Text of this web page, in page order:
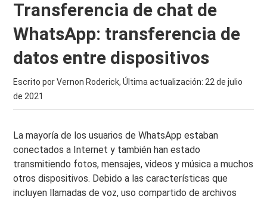
Transferencia de chat de
WhatsApp: transferencia de
datos entre dispositivos
Escrito por Vernon Roderick, Última actualización: 22 de julio
de 2021
La mayoría de los usuarios de WhatsApp estaban
conectados a Internet y también han estado
transmitiendo fotos, mensajes, videos y música a muchos
otros dispositivos. Debido a las características que
incluyen llamadas de voz, uso compartido de archivos